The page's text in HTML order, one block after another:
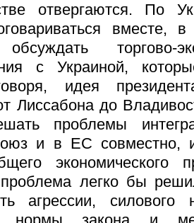
отвергаются. По
вместе, в
обсуждать торгово-
с Украиной,
идея
Лиссабона до
проблемы
и в ЕС совместно,
экономического
проблема легко бы
агрессии, силового